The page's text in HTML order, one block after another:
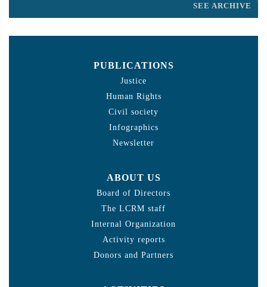
SEE ARCHIVE
PUBLICATIONS
Justice
Human Rights
Civil society
Infographics
Newsletter
ABOUT US
Board of Directors
The LCRM staff
Internal Organization
Activity reports
Donors and Partners